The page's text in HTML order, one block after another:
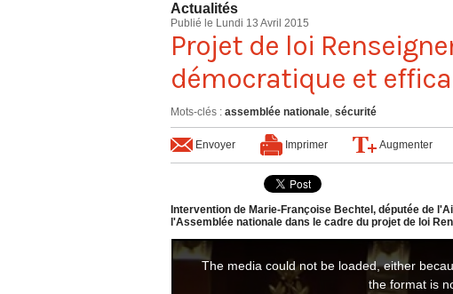
Actualités
Publié le Lundi 13 Avril 2015
Projet de loi
démocratique et
Mots-clés : assemblée nationale, sécurité
Envoyer Imprimer Augmenter
Intervention de Marie-Françoise Bechtel, députée de
l'Assemblée nationale dans le cadre du projet de loi